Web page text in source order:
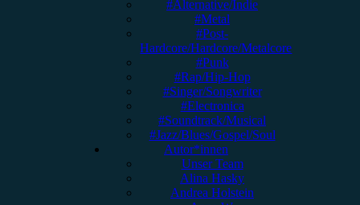
#Alternative/Indie
#Metal
#Post-
Hardcore/Hardcore/Metalcore
#Punk
#Rap/Hip-Hop
#Singer/Songwriter
#Electronica
#Soundtrack/Musical
#Jazz/Blues/Gospel/Soul
Autor*innen
Unser Team
Alina Hasky
Andrea Holstein